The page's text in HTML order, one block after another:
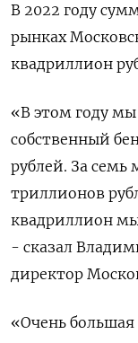
В 2022 году
рынках
квадриллион
«В этом году
собственный
рублей. За семь
триллионов
квадриллион
- сказал
директор
«Очень